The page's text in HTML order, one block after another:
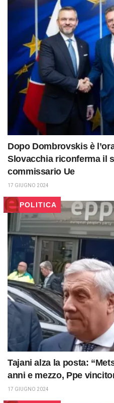
Dopo Dombrovskis è
Slovacchia riconferma il
commissario Ue
17 GIUGNO 2024
POLITICA
Tajani alza la posta:
anni e mezzo, Ppe
17 GIUGNO 2024